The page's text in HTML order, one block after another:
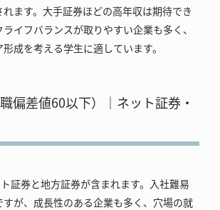
ます。大手証券ほどの高年収は期待でき
イフバランスが取りやすい企業も多く、
成を考える学生に適しています。
偏差値60以下）｜ネット証券・
証券と地方証券が含まれます。入社難易
が、成長性のある企業も多く、穴場の就